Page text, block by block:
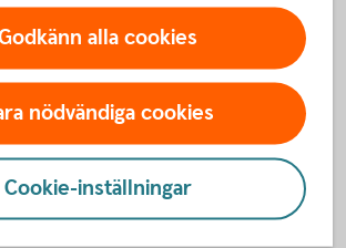
stort belopp att
alla cookies
nödvändiga cookies
Cookie-inställningar